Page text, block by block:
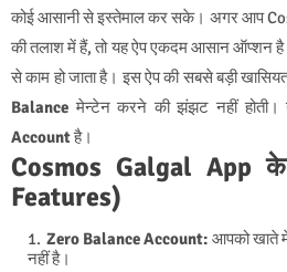
कोई आसानी से इस्तेमाल कर सके। अगर आप
की तलाश में हैं, तो यह ऐप एकदम आसान ऑप्शन है –
से काम हो जाता है। इस ऐप की सबसे बड़ी
Balance मेन्टेन करने की झंझट नहीं
Accountहै।
Cosmos Galgal App
Features)
Zero Balance Account: आपको खाते
नहीं है।